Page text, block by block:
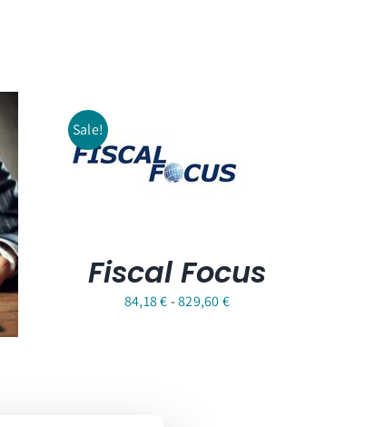
Sale!
Fiscal Focus
84,18€-829,60€Fascia